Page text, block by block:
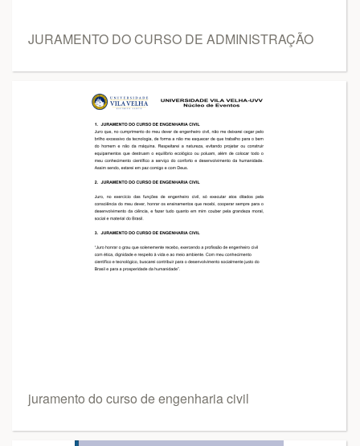
JURAMENTO DO CURSO DE ADMINISTRAÇÃO
juramento do curso de engenharia civil